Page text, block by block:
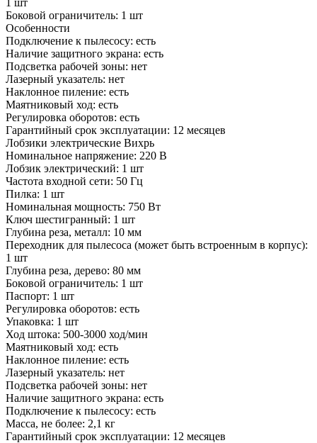
Боковой ограничитель: 1 шт
Особенности
Подключение к пылесосу: есть
Наличие защитного экрана: есть
Подсветка рабочей зоны: нет
Лазерный указатель: нет
Наклонное пиление: есть
Маятниковый ход: есть
Регулировка оборотов: есть
Гарантийный срок эксплуатации: 12 месяцев
Лобзики электрические Вихрь
Номинальное напряжение: 220 В
Лобзик электрический: 1 шт
Частота входной сети: 50 Гц
Пилка: 1 шт
Номинальная мощность: 750 Вт
Ключ шестигранный: 1 шт
Глубина реза, металл: 10 мм
Переходник для пылесоса (может быть встроенным в корпус):
1 шт
Глубина реза, дерево: 80 мм
Боковой ограничитель: 1 шт
Паспорт: 1 шт
Регулировка оборотов: есть
Упаковка: 1 шт
Ход штока: 500-3000 ход/мин
Маятниковый ход: есть
Наклонное пиление: есть
Лазерный указатель: нет
Подсветка рабочей зоны: нет
Наличие защитного экрана: есть
Подключение к пылесосу: есть
Масса, не более: 2,1 кг
Гарантийный срок эксплуатации: 12 месяцев